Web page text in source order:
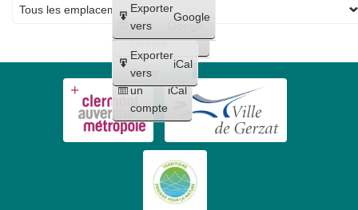
Créer
un
compte
Google
Créer
un
compte
iCal
Exporter
vers
Google
Exporter
vers
iCal